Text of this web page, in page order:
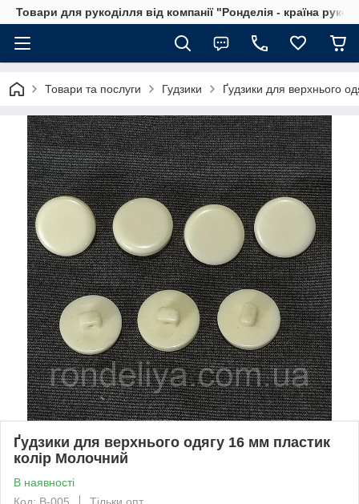
Товари для рукоділля від компанії "Ронделія - країна
Товари та послуги Гудзики Ґудзики для верхнього
Ґудзики для верхнього одягу 16 мм пластик
колір Молочний
В наявності
Код: B-005
Тільки опт